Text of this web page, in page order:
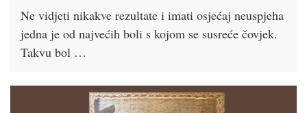
Ne vidjeti nikakve rezultate i imati osjećaj neuspjeha
jedna je od najvećih boli s kojom se susreće čovjek.
Takvu bol …